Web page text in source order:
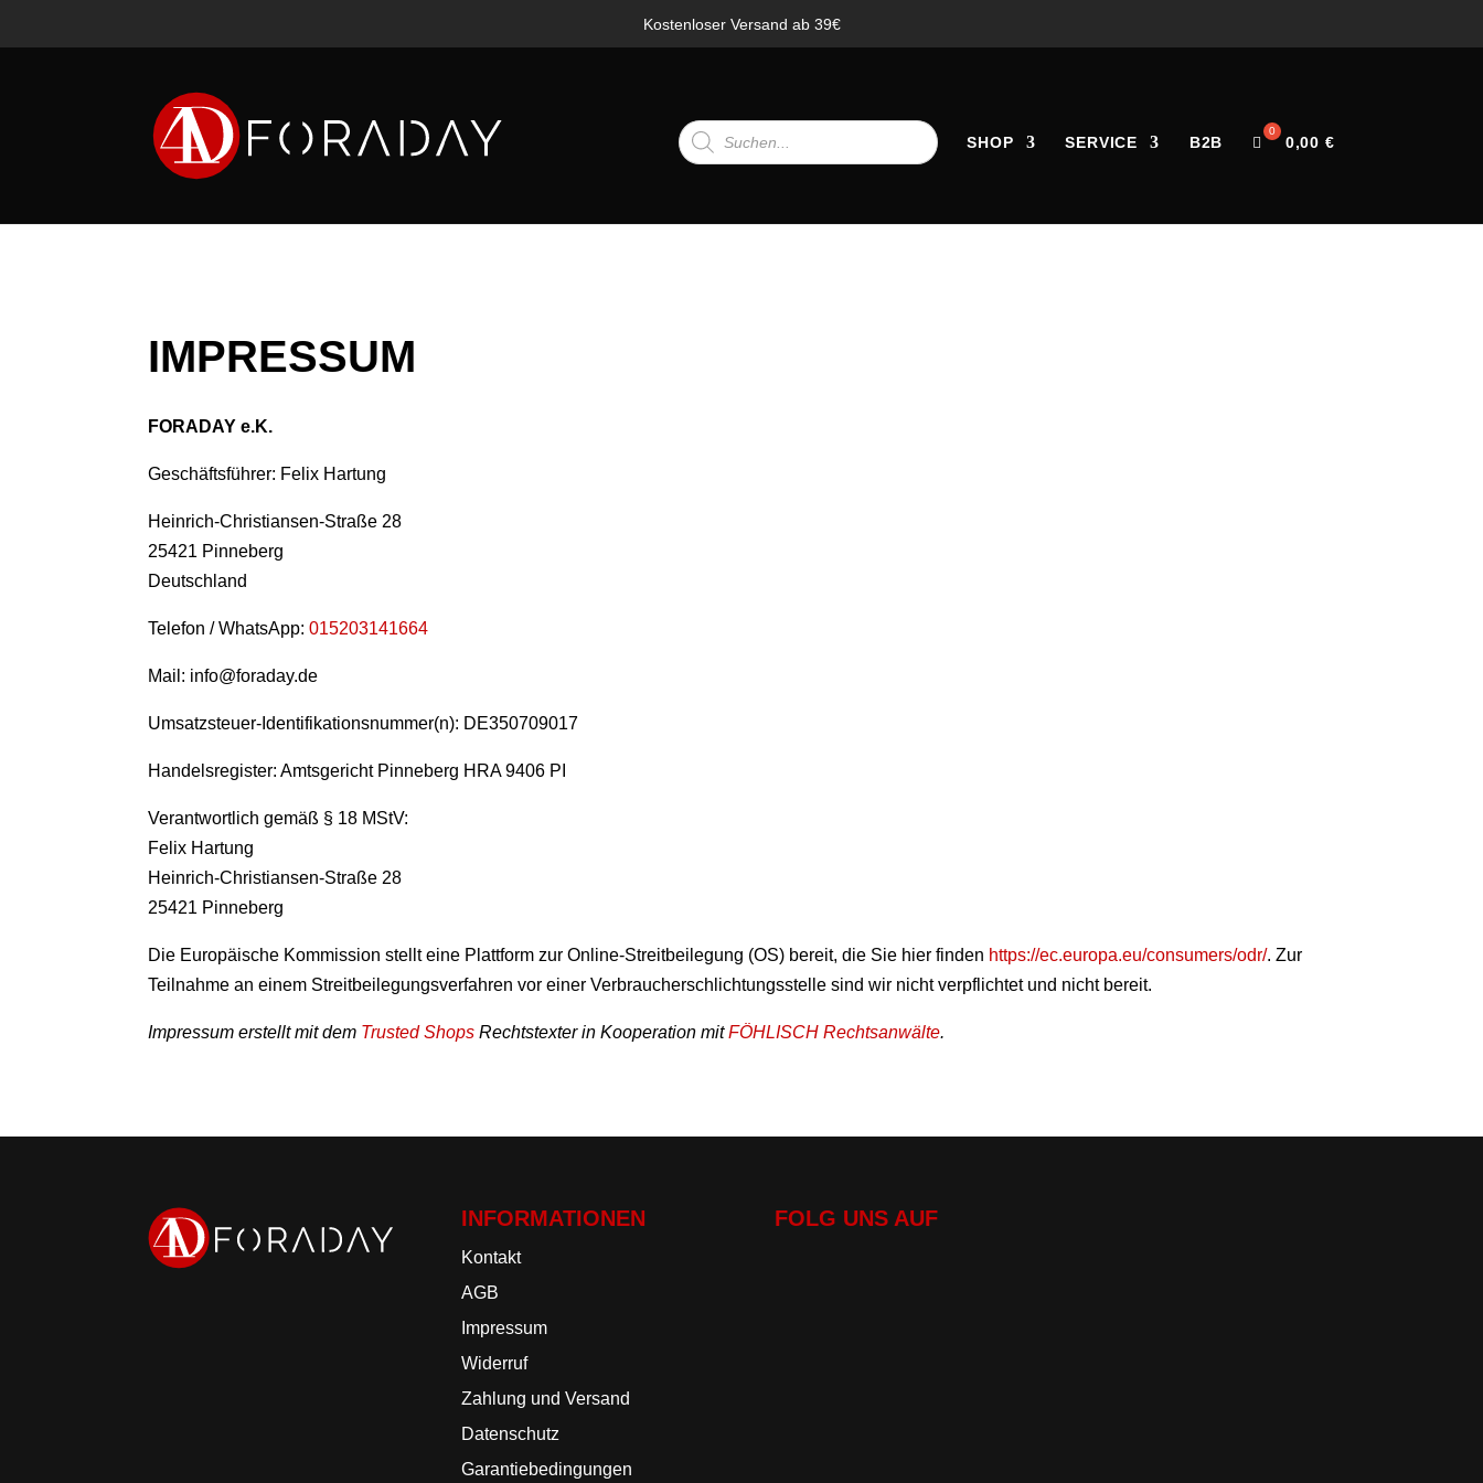
Kostenloser Versand ab 39€
PRODUCTS
SEARCH
SHOP SERVICE B2B 0,00 €
IMPRESSUM
FORADAY e.K.
Geschäftsführer: Felix Hartung
Heinrich-Christiansen-Straße 28
25421 Pinneberg
Deutschland
Telefon / WhatsApp:015203141664
Mail: info@foraday.de
Umsatzsteuer-Identifikationsnummer(n): DE350709017
Handelsregister: Amtsgericht Pinneberg HRA 9406 PI
Verantwortlich gemäß § 18 MStV:
Felix Hartung
Heinrich-Christiansen-Straße 28
25421 Pinneberg
Die Europäische Kommission stellt eine Plattform zur Online-Streitbeilegung (OS) bereit, die Sie hier finden https://ec.europa.eu/consumers/odr/. Zur
Teilnahme an einem Streitbeilegungsverfahren vor einer Verbraucherschlichtungsstelle sind wir nicht verpflichtet und nicht bereit.
Impressum erstellt mit dem Trusted Shops Rechtstexter in Kooperation mitFÖHLISCH Rechtsanwälte.
INFORMATIONEN
Kontakt
AGB
Impressum
Widerruf
Zahlung und Versand
Datenschutz
Garantiebedingungen
FOLG UNS AUF